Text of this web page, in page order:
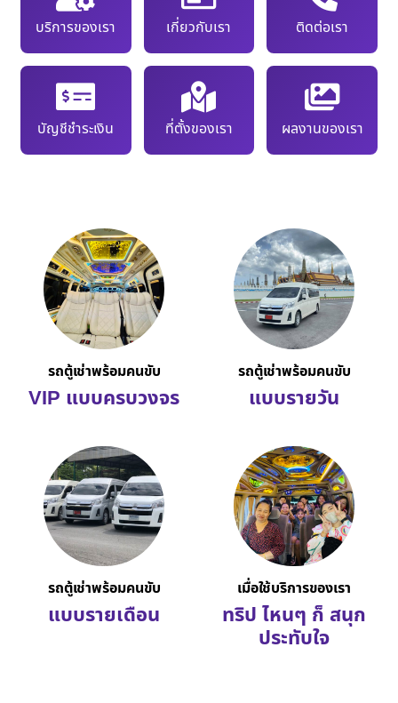
บริการของเรา เกี่ยวกับเรา ติดต่อเรา
บัญชีชำระเงิน ที่ตั้งของเรา ผลงานของเรา
รถตู้เช่าพร้อมคนขับ
VIP แบบครบวงจร
รถตู้เช่าพร้อมคนขับ
แบบรายวัน
รถตู้เช่าพร้อมคนขับ
แบบรายเดือน
เมื่อใช้บริการของเรา
ทริป ไหนๆ ก็ สนุก
ประทับใจ